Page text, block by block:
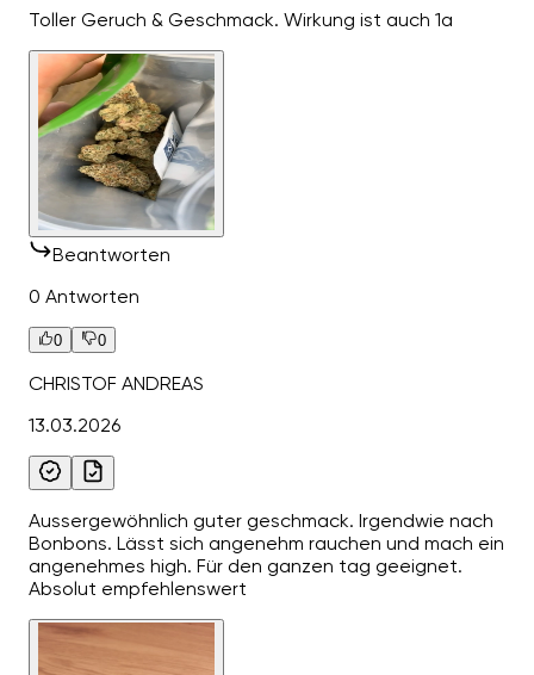
Toller Geruch & Geschmack. Wirkung ist auch 1a
Beantworten
0 Antworten
0 0
CHRISTOF ANDREAS
13.03.2026
Aussergewöhnlich guter geschmack. Irgendwie nach
Bonbons. Lässt sich angenehm rauchen und mach ein
angenehmes high. Für den ganzen tag geeignet.
Absolut empfehlenswert